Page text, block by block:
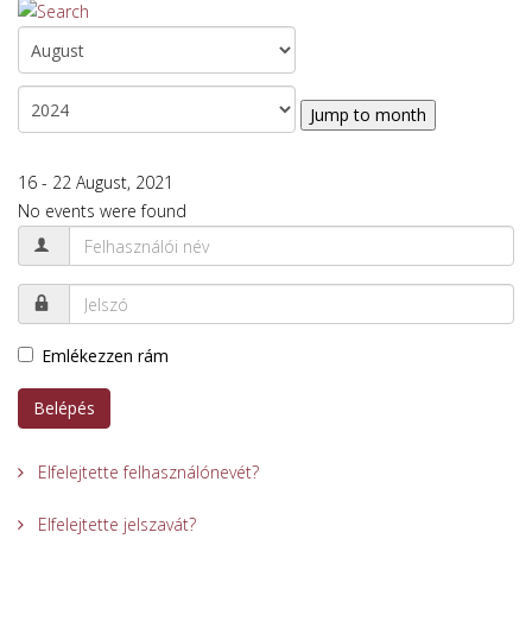
Jump to month
16 - 22 August, 2021
No events were found
Emlékezzen rám
Belépés
Elfelejtette felhasználónevét?
Elfelejtette jelszavát?